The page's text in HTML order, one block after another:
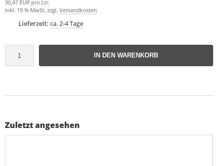
30,47 EUR pro Ltr.
inkl. 19 % MwSt. zzgl. Versandkosten
Lieferzeit: ca. 2-4 Tage
IN DEN WARENKORB
Zuletzt angesehen